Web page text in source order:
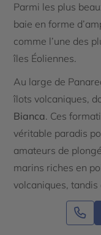
Parmi les plus
baie en forme
comme l’une des
îles Éoliennes.
Au large de
îlots volcaniques,
Bianca. Ces
véritable paradis
amateurs de
marins riches en
volcaniques,
apprécieront les
accessibles